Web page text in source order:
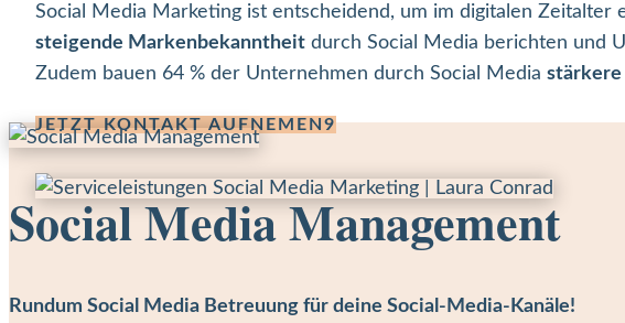
Social Media Marketing ist entscheidend, um im digitalen
steigende Markenbekanntheit durch Social Media berichten und
Zudem bauen 64 % der Unternehmen durch Social Media stärkere
JETZT KONTAKT AUFNEMEN
Social Media Management
Rundum Social Media Betreuung für deine Social-Media-Kanäle!